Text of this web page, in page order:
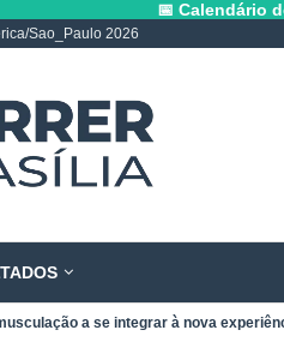
📅 Calendário
Sao_Paulo 2026
a se integrar à nova